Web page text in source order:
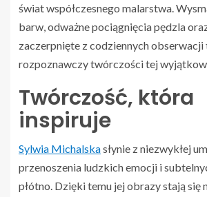
świat współczesnego malarstwa.
barw, odważne pociągnięcia pędzla
zaczerpnięte z codziennych obserwacji
rozpoznawczy twórczości tej
Twórczość, która
inspiruje
Sylwia Michalskasłynie z niezwykłej
przenoszenia ludzkich emocji i
płótno. Dzięki temu jej obrazy stają się